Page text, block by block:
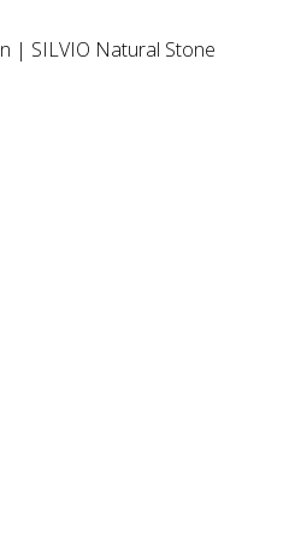
| SILVIO Natural Stone